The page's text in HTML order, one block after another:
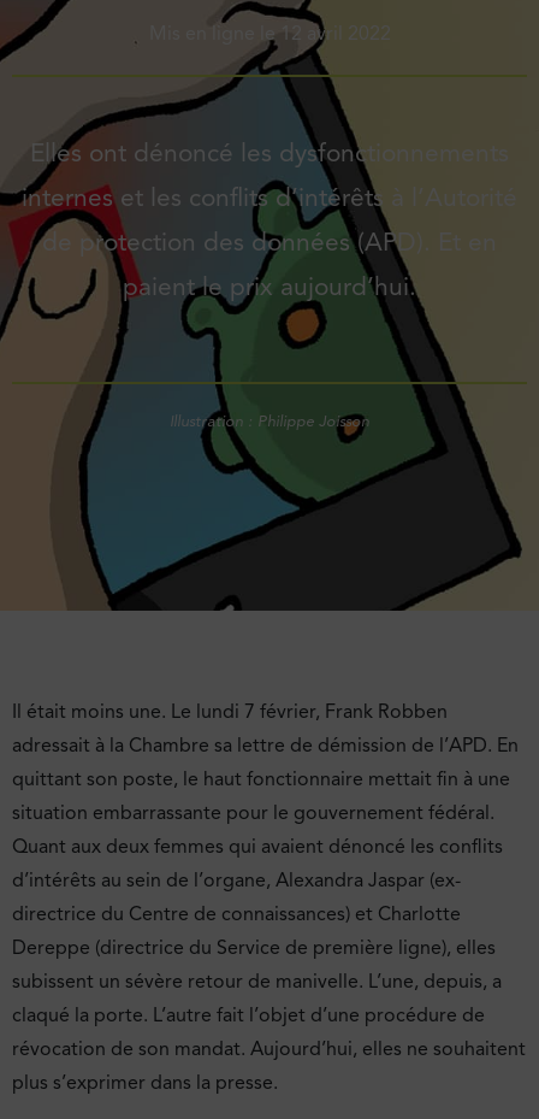
Mis en ligne le 12 avril 2022
Elles ont dénoncé les dysfonctionnements
internes et les conflits d’intérêts à l’Autorité
de protection des données (APD). Et en
paient le prix aujourd’hui.
Illustration : Philippe Joisson
Il était moins une. Le lundi 7 février, Frank Robben
adressait à la Chambre sa lettre de démission de l’APD. En
quittant son poste, le haut fonctionnaire mettait fin à une
situation embarrassante pour le gouvernement fédéral.
Quant aux deux femmes qui avaient dénoncé les conflits
d’intérêts au sein de l’organe, Alexandra Jaspar (ex-
directrice du Centre de connaissances) et Charlotte
Dereppe (directrice du Service de première ligne), elles
subissent un sévère retour de manivelle. L’une, depuis, a
claqué la porte. L’autre fait l’objet d’une procédure de
révocation de son mandat. Aujourd’hui, elles ne souhaitent
plus s’exprimer dans la presse.